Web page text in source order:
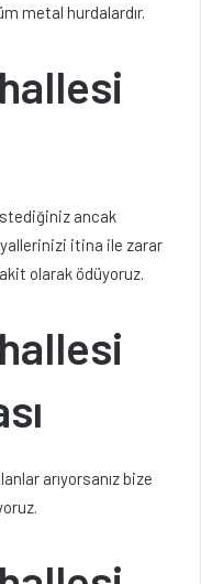
metal hurdalardır.
ancak
itina ile zarar
olarak ödüyoruz.
arıyorsanız bize